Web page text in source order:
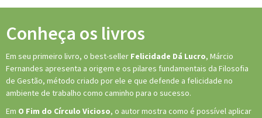
Conheça os livros
Em seu primeiro livro, o best-seller Felicidade Dá Lucro, Márcio
Fernandes apresenta a origem e os pilares fundamentais da Filosofia
de Gestão, método criado por ele e que defende a felicidade no
ambiente de trabalho como caminho para o sucesso.
Em O Fim do Círculo Vicioso, o autor mostra como é possível aplicar